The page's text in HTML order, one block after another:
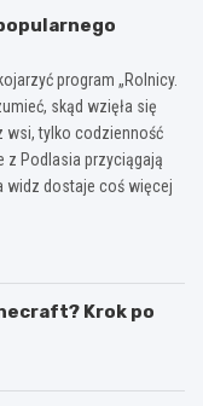
program „Rolnicy.
skąd wzięła się
wsi, tylko codzienność
z Podlasia przyciągają
widz dostaje coś więcej
Krok po